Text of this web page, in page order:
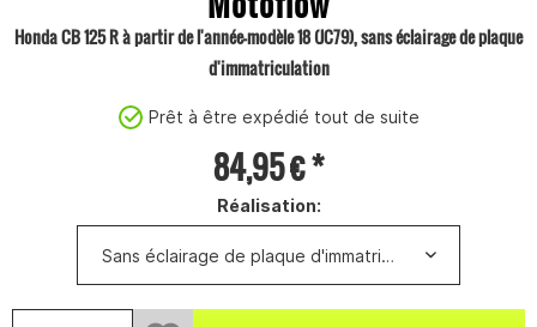
Honda CB 125 R à partir de l'année-modèle 18 (JC79), sans éclairage de plaque
d'immatriculation
Prêt à être expédié tout de suite
84,95 € *
Réalisation: